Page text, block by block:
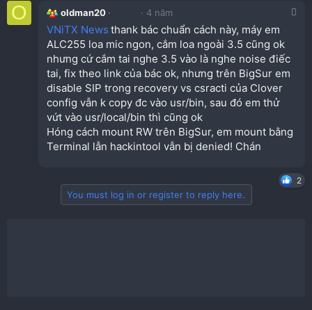
O oldman20 4 năm
VNiTX News thank bác chuẩn cách này, máy em
ALC255 loa mic ngon, cắm loa ngoài 3.5 cũng ok
nhưng cứ cắm tai nghe 3.5 vào là nghe noise điếc
tai, fix theo link của bác ok, nhưng trên BigSur em
disable SIP trong recovery vs csracti của Clover
config vẫn k copy đc vào usr/bin, sau đó em thử
vứt vào usr/local/bin thì cũng ok
Hóng cách mount RW trên BigSur, em mount bằng
Terminal lẫn hackintool vẫn bị denied! Chán
2
You must log in or register to reply here.